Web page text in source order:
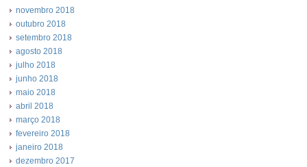
novembro 2018
outubro 2018
setembro 2018
agosto 2018
julho 2018
junho 2018
maio 2018
abril 2018
março 2018
fevereiro 2018
janeiro 2018
dezembro 2017